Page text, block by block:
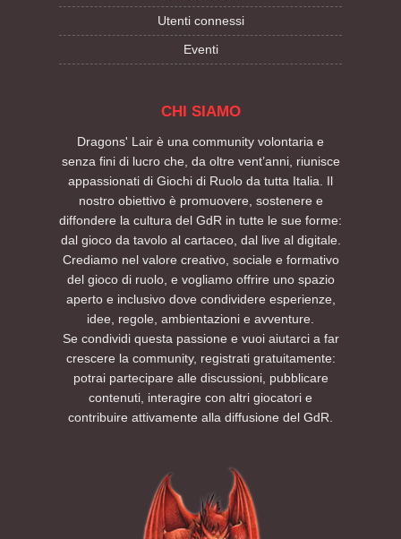
Utenti connessi
Eventi
CHI SIAMO
Dragons' Lair è una community volontaria e
senza fini di lucro che, da oltre vent’anni, riunisce
appassionati di Giochi di Ruolo da tutta Italia. Il
nostro obiettivo è promuovere, sostenere e
diffondere la cultura del GdR in tutte le sue forme:
dal gioco da tavolo al cartaceo, dal live al digitale.
Crediamo nel valore creativo, sociale e formativo
del gioco di ruolo, e vogliamo offrire uno spazio
aperto e inclusivo dove condividere esperienze,
idee, regole, ambientazioni e avventure.
Se condividi questa passione e vuoi aiutarci a far
crescere la community, registrati gratuitamente:
potrai partecipare alle discussioni, pubblicare
contenuti, interagire con altri giocatori e
contribuire attivamente alla diffusione del GdR.